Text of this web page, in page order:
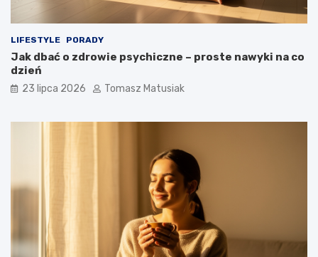
LIFESTYLE PORADY
Jak dbać o zdrowie psychiczne – proste nawyki na co
dzień
23 lipca 2026 Tomasz Matusiak